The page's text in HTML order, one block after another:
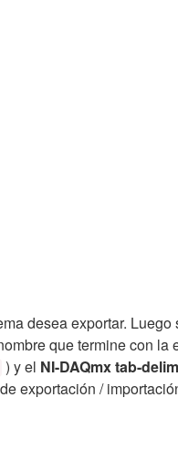
desea exportar.
que termine con la
) y el NI-DAQmx tab-
exportación /